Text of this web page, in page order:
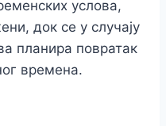
услова,
док се у случају
планира повратак
времена.